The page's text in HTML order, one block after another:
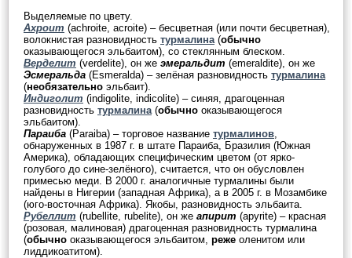
Выделяемые по цвету.
Ахроит (achroite, acroite) – бесцветная (или почти бесцветная),
волокнистая разновидность турмалина(обычно
оказывающегося эльбаитом), со стеклянным блеском.
Верделит (verdelite), он же эмеральдит (emeraldite), он же
Эсмеральда (Esmeralda) – зелёная разновидность турмалина
(необязательно эльбаит).
Индиголит (indigolite, indicolite) – синяя, драгоценная
разновидность турмалина(обычно оказывающегося
эльбаитом).
Параиба (Paraiba) – торговое название турмалинов,
обнаруженных в 1987 г. в штате Параиба, Бразилия (Южная
Америка), обладающих специфическим цветом (от ярко-
голубого до сине-зелёного), считается, что он обусловлен
примесью меди. В 2000 г. аналогичные турмалины были
найдены в Нигерии (западная Африка), а в 2005 г. в Мозамбике
(юго-восточная Африка). Якобы, разновидность эльбаита.
Рубеллит (rubellite, rubelite), он же апирит (apyrite) – красная
(розовая, малиновая) драгоценная разновидность турмалина
(обычно оказывающегося эльбаитом, реже оленитом или
лиддикоатитом).